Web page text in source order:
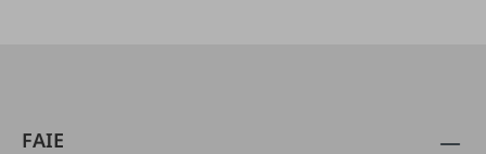
FAIE